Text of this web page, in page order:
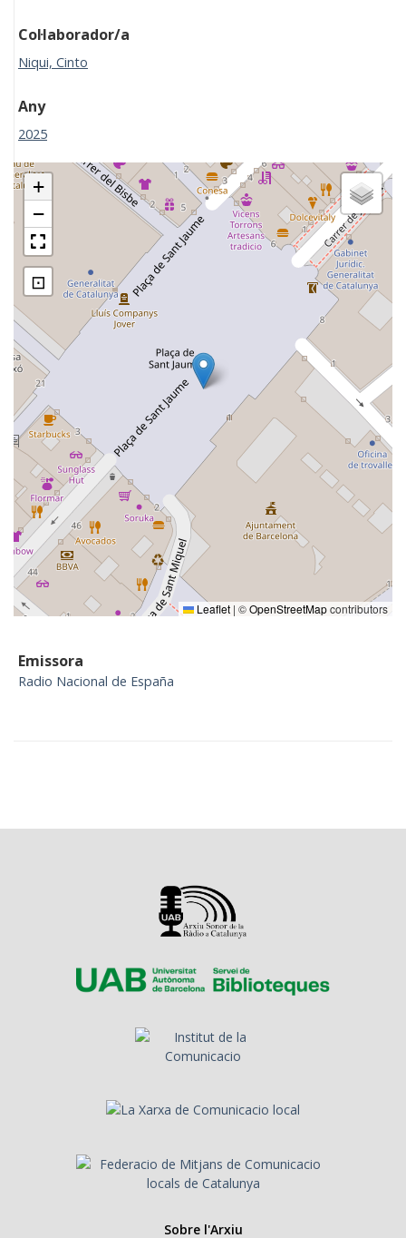
Col·laborador/a
Niqui, Cinto
Any
2025
+
−
⊡
Leaflet | ©OpenStreetMapcontributors
Emissora
Radio Nacional de España
Sobre l'Arxiu